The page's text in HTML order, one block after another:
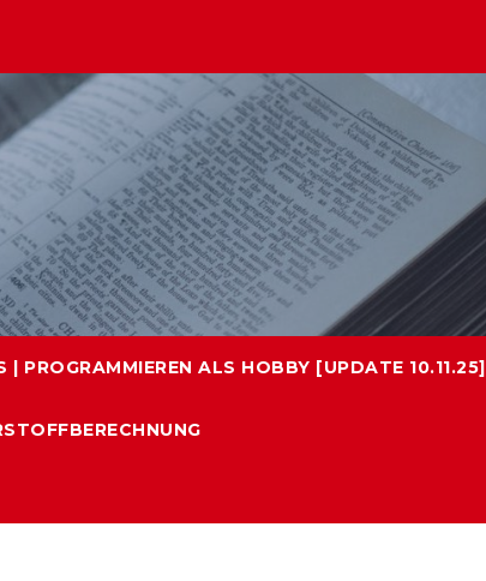
| PROGRAMMIEREN ALS HOBBY [UPDATE 10.11.25]